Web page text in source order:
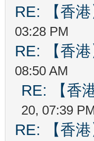
RE: 【香
03:28 PM
RE: 【香
08:50 AM
RE: 【香
20, 07:39
RE: 【香